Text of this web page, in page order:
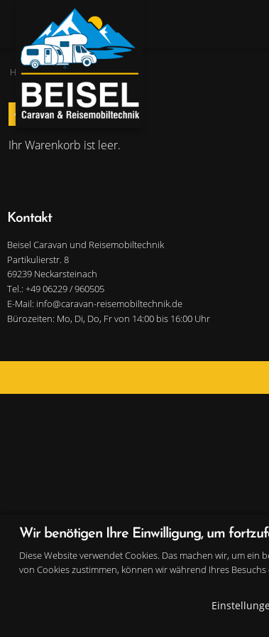
Home »Shop
left Weiter einkaufen
Ihr Warenkorb ist leer.
Kontakt
Beisel Caravan und Reisemobiltechnik
Partikulierstr. 8
69239 Neckarsteinach
Tel.: +49 06229 / 960505
E-Mail: info@caravan-reisemobiltechnik.de
Bürozeiten: Mo, Di, Do, Fr von 14:00 bis 16:00 Uhr
Wir benötigen Ihre Einwilligung, um
Diese Website verwendet Cookies. Das machen wir, um
von Cookies zustimmen, können wir während Ihres